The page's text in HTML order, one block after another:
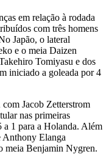
em relação à rodada
com três homens
Japão, o lateral
e o meia Daizen
Tomiyasu e dos
iniciado a goleada por 4
Jacob Zetterstrom
nas primeiras
a 1 para a Holanda. Além
Anthony Elanga
meia Benjamin Nygren.